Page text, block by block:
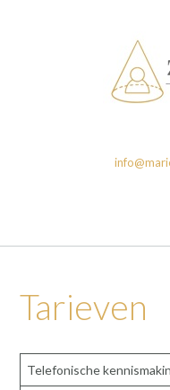
Tarieven
Telefonische